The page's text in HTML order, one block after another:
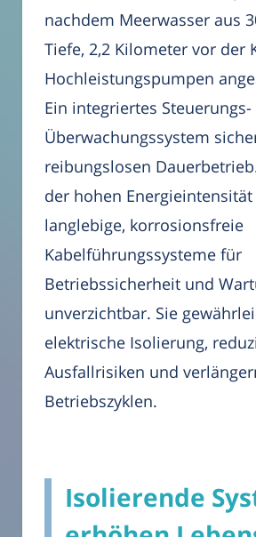
nachdem Meerwasser aus
Tiefe, 2,2 Kilometer vor der
Hochleistungspumpen
Ein integriertes
Überwachungssystem
reibungslosen
der hohen
langlebige, korrosionsfreie
Kabelführungssysteme für
Betriebssicherheit und
unverzichtbar. Sie
elektrische Isolierung,
Ausfallrisiken und
Betriebszyklen.
Isolierende